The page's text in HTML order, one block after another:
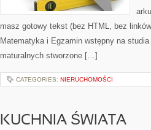
masz gotowy tekst (bez HTML, bez
Matematyka i Egzamin wstępny na
maturalnych stworzone […]
CATEGORIES: NIERUCHOMOŚCI
KUCHNIA ŚWIATA